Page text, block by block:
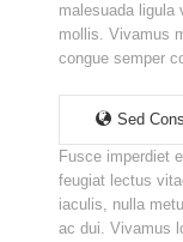
malesuada
mollis. Vivamus
congue semper
Sed
Fusce imperdiet
feugiat lectus
iaculis, nulla
ac dui. Vivamus